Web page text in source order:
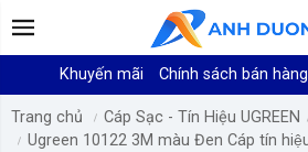
Khuyến mãi Chính sách bán hàng
Trang chủ Cáp Sạc - Tín Hiệu UGREEN
Ugreen 10122 3M màu Đen Cáp tín hiệu HDMI chuẩn 1.4 đầu bẻ